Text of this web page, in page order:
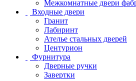
Межкомнатные двери
Входные двери
Гранит
Лабиринт
Ателье стальных дверей
Центурион
Фурнитура
Дверные ручки
Завертки